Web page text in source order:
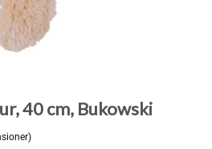
40 cm, Bukowski